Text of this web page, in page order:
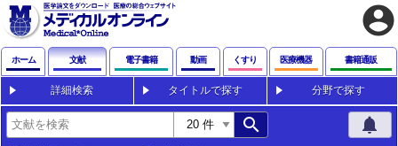
account_circle
ホーム 文献 電子書籍 動画 くすり 医療機器 書籍通販
詳細検索 タイトルで探す 分野で探す
search notifications